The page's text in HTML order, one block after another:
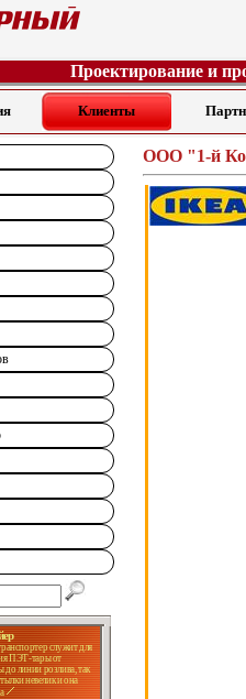
Проектирование и
Клиенты
служит для
ПЭТ-тары от
линии розлива, так
невелик и она
ООО "1-й